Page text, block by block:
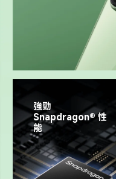
強勁
Snapdragon® 性
能